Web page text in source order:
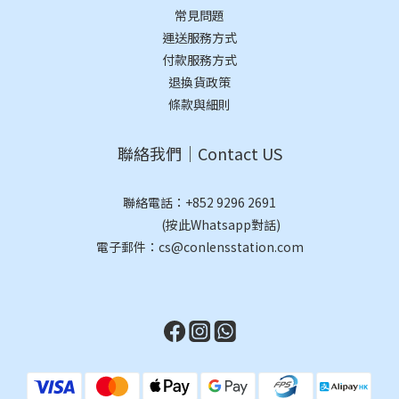
常見問題
運送服務方式
付款服務方式
退換貨政策
條款與細則
聯絡我們｜Contact US
聯絡電話： +852 9296 2691
(按此Whatsapp對話)
電子郵件：cs@conlensstation.com